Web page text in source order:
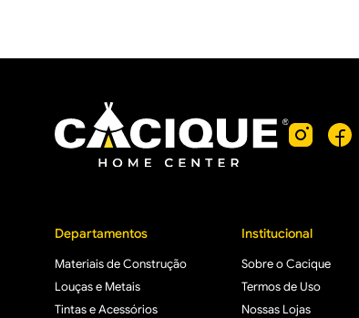
Departamentos
Materiais de Construção
Louças e Metais
Tintas e Acessórios
Institucional
Sobre o Cacique
Termos de Uso
Nossas Lojas